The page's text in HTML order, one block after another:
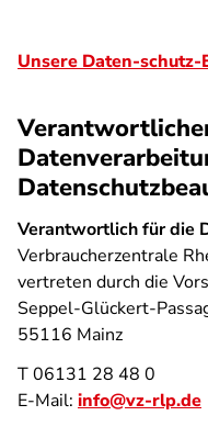
Unsere Daten-
Verantwortlich für die
Verbraucherzentrale
vertreten durch die
Seppel-Glückert-
55116 Mainz
T 06131 28 48 0
E-Mail: info@vz-rlp.de